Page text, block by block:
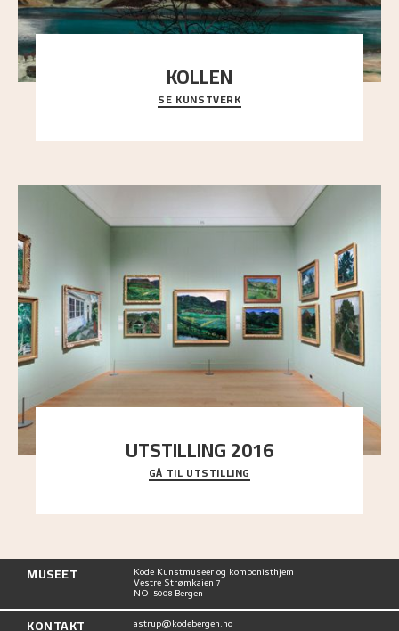
KOLLEN
Et ruvende fjell dominerer bildeflaten, og står i
sterk kontrast til det spinkle rognetreet ute
SE KUNSTVERK
UTSTILLING 2016
En komplett oversikt over Nikolai Astrups
utstillinger, fra debuten i 1900 og frem til i dag.
GÅ TIL UTSTILLING
MUSEET Kode Kunstmuseer og komponisthjem
Vestre Strømkaien 7
NO-5008 Bergen
KONTAKT astrup@kodebergen.no